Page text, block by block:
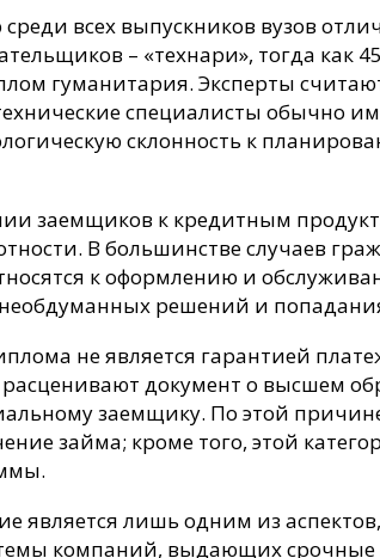
всех выпускников вузов
– «технари», тогда как
гуманитария. Эксперты
специалисты обычно
склонность к
заемщиков к кредитным
В большинстве случаев
к оформлению и
решений и
не является гарантией
документ о высшем
заемщику. По этой
займа; кроме того, этой
является лишь одним из
компаний, выдающих срочные